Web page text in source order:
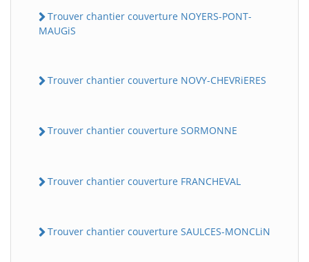
Trouver chantier couverture NOYERS-PONT-
MAUGiS
Trouver chantier couverture NOVY-CHEVRiERES
Trouver chantier couverture SORMONNE
Trouver chantier couverture FRANCHEVAL
Trouver chantier couverture SAULCES-MONCLiN